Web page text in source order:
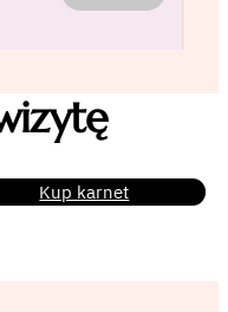
Kup karnet